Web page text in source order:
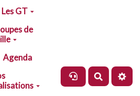
Les GT
de
Agenda